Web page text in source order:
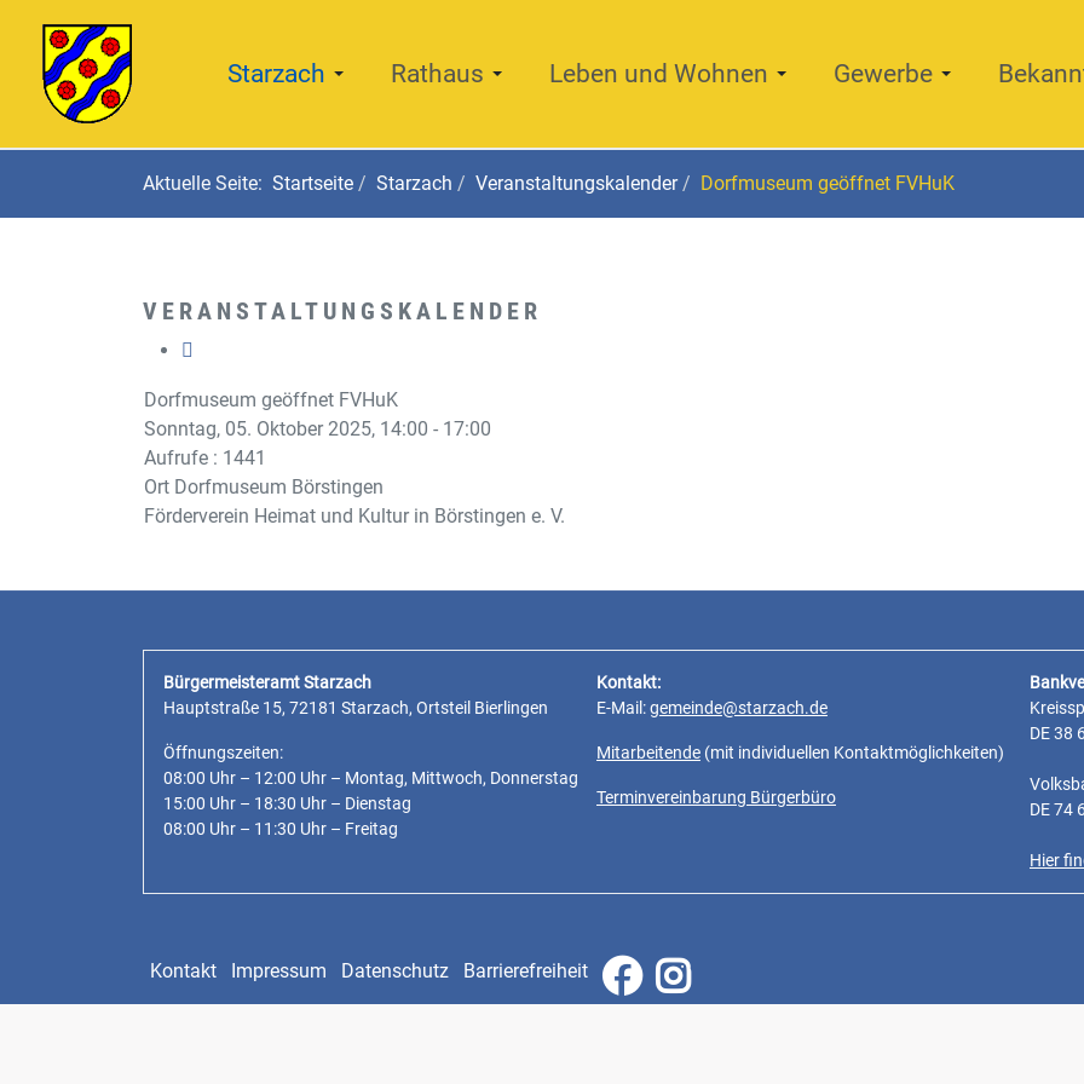
Starzach Rathaus Leben und Wohnen Gewerbe
Aktuelle Seite: Startseite Starzach Veranstaltungskalender Dorfmuseum geöffnet FVHuK
VERANSTALTUNGSKALENDER
Dorfmuseum geöffnet FVHuK
Sonntag, 05. Oktober 2025, 14:00 - 17:00
Aufrufe : 1441
Ort Dorfmuseum Börstingen
Förderverein Heimat und Kultur in Börstingen e. V.
Bürgermeisteramt Starzach
Hauptstraße 15, 72181 Starzach, Ortsteil Bierlingen
Öffnungszeiten:
08:00 Uhr – 12:00 Uhr – Montag, Mittwoch, Donnerstag
15:00 Uhr – 18:30 Uhr – Dienstag
08:00 Uhr – 11:30 Uhr – Freitag
Kontakt:
E-Mail:gemeinde@starzach.de
Mitarbeitende (mit individuellen Kontaktmöglichkeiten)
Terminvereinbarung Bürgerbüro
DE 38
DE 74
Hier
Kontakt Impressum Datenschutz Barrierefreiheit